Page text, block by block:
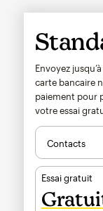
Envoyez
carte bancaire
paiement pour
votre essai
Contacts
Essai gratuit